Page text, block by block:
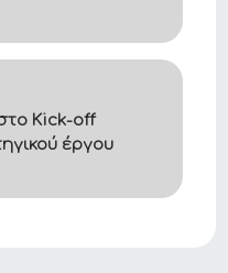
Kick-off
έργου